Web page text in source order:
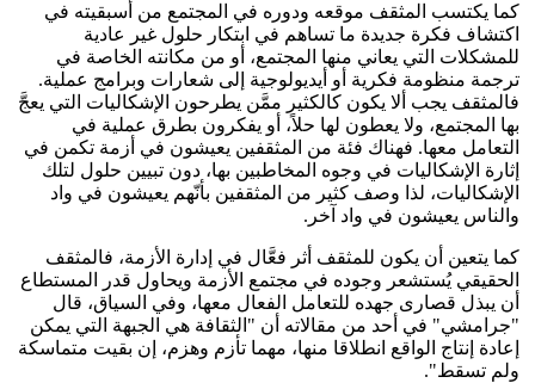
كما يكتسب المثقف موقعه ودوره في المجتمع من أسبقيته في
اكتشاف فكرة جديدة ما تساهم في ابتكار حلول غير عادية
للمشكلات التي يعاني منها المجتمع، أو من مكانته الخاصة في
ترجمة منظومة فكرية أو أيديولوجية إلى شعارات وبرامج عملية.
فالمثقف يجب ألا يكون كالكثير ممَّن يطرحون الإشكاليات التي يعجَّ
بها المجتمع، ولا يعطون لها حلاً، أو يفكرون بطرق عملية في
التعامل معها. فهناك فئة من المثقفين يعيشون في أزمة تكمن في
إثارة الإشكاليات في وجوه المخاطبين بها، دون تبيين حلول لتلك
الإشكاليات، لذا وصف كثير من المثقفين بأنّهم يعيشون في واد
والناس يعيشون في واد آخر.
كما يتعين أن يكون للمثقف أثر فعَّال في إدارة الأزمة، فالمثقف
الحقيقي يُستشعر وجوده في مجتمع الأزمة ويحاول قدر المستطاع
أن يبذل قصارى جهده للتعامل الفعال معها، وفي السياق، قال
"جرامشي" في أحد من مقالاته أن "الثقافة هي الجبهة التي يمكن
إعادة إنتاج الواقع انطلاقا منها، مهما تأزم وهزم، إن بقيت متماسكة
ولم تسقط".